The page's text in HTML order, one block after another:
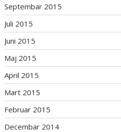
Septembar 2015
Juli 2015
Juni 2015
Maj 2015
April 2015
Mart 2015
Februar 2015
Decembar 2014